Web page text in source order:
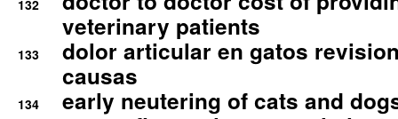
132
veterinary patients
133
dolor articular en gatos
causas
134 early neutering of cats and